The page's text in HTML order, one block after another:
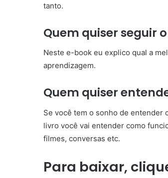
tanto.
Quem quiser seguir
Neste e-book eu explico qual a
aprendizagem.
Quem quiser
Se você tem o sonho de entender
livro você vai entender como
filmes, conversas etc.
Para baixar,